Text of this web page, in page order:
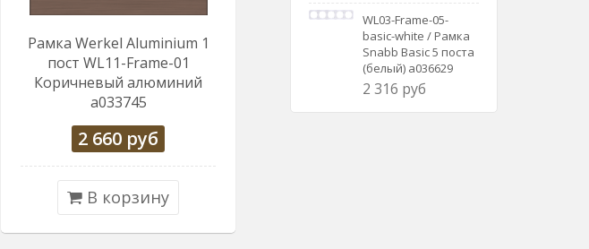
Рамка Werkel Aluminium 1
пост WL11-Frame-01
Коричневый алюминий
a033745
2 660 руб
В корзину
WL03-Frame-05-
basic-white / Рамка
Snabb Basic 5 поста
(белый) a036629
2 316 руб